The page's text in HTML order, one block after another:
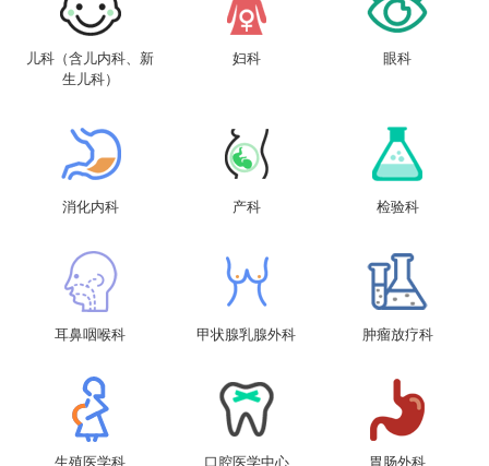
儿科（含儿内科、新
生儿科）
妇科 眼科
消化内科 产科 检验科
耳鼻咽喉科 甲状腺乳腺外科 肿瘤放疗科
生殖医学科 口腔医学中心 胃肠外科